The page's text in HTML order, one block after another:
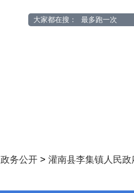
大家都在搜： 最多跑一次
政务公开 > 灌南县李集镇人民政